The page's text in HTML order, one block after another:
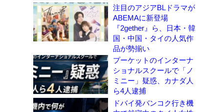
注目のアジアBLドラマが
ABEMAに新登場
『2gether』ら、日本・韓
国・中国・タイの人気作
品が勢揃い
プーケットのインターナ
ショナルスクールで「ノ
ミニー」疑惑、カナダ人
ら4人逮捕
ドバイ発バンコク行き機